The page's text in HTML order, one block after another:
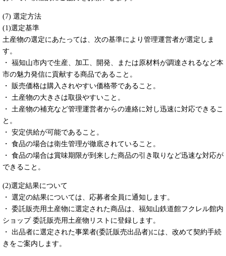
(7) 選定方法
(1)選定基準
土産物の選定にあたっては、次の基準により管理運営者が選定しま
す。
・ 福知山市内で生産、加工、開発、または原材料が調達されるなど本
市の魅力発信に貢献する商品であること。
・ 販売価格は購入されやすい価格帯であること。
・ 土産物の大きさは取扱やすいこと。
・ 土産物の補充など管理運営者からの連絡に対し迅速に対応できるこ
と。
・ 安定供給が可能であること。
・ 食品の場合は衛生管理が徹底されていること。
・ 食品の場合は賞味期限が到来した商品の引き取りなど迅速な対応が
できること。
(2)選定結果について
・ 選定の結果については、応募者全員に通知します。
・ 委託販売用土産物に選定された商品は、福知山鉄道館フクレル館内
ショップ 委託販売用土産物リストに登録します。
・ 出品者に選定された事業者(委託販売出品者)には、改めて契約手続
きをご案内します。